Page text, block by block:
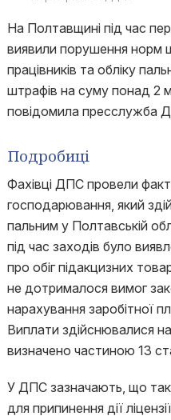
На Полтавщині під час
виявили порушення норм
працівників та обліку
штрафів на суму понад 2
повідомила пресслужба
Подробиці
Фахівці ДПС провели
господарювання, який
пальним у Полтавській
під час заходів було
про обіг підакцизних
не дотрималося вимог
нарахування заробітної
Виплати здійснювалися
визначено частиною 13
У ДПС зазначають, що
для припинення дії